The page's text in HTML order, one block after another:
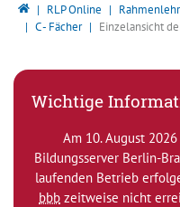
Bildungsserver Berlin -
RLP Online
C - Fächer
Einzelansicht
Wichtige
Am 10. August
Bildungsserver Berlin-
laufenden Betrieb
bbb zeitweise nicht